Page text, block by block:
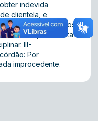
indevida
clientela, e
os seus contatos
de rádio, a conduta
III-
Por
improcedente.